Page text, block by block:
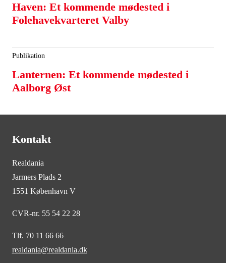
Haven: Et kommende mødested i
Folehavekvarteret Valby
Publikation
Lanternen: Et kommende mødested i
Aalborg Øst
Kontakt
Realdania
Jarmers Plads 2
1551 København V
CVR-nr. 55 54 22 28
Tlf. 70 11 66 66
realdania@realdania.dk